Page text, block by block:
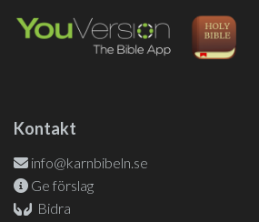
Kontakt
info@karnbibeln.se
Ge förslag
Bidra